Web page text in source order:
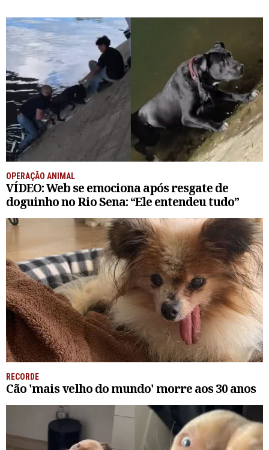
OPERAÇÃO ANIMAL
VÍDEO: Web se emociona após resgate de
doguinho no Rio Sena: “Ele entendeu tudo”
RECORDE
Cão 'mais velho do mundo' morre aos 30 anos